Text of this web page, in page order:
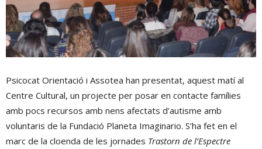
Psicocat Orientació i Assotea han presentat, aquest matí al
Centre Cultural, un projecte per posar en contacte famílies
amb pocs recursos amb nens afectats d’autisme amb
voluntaris de la Fundació Planeta Imaginario. S’ha fet en el
marc de la cloenda de les jornades Trastorn de l’Espectre